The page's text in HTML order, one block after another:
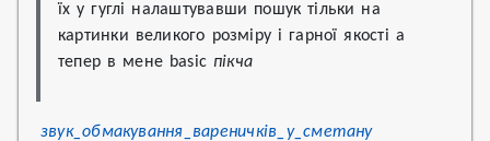
їх у гуглі налаштувавши пошук тільки на
картинки великого розміру і гарної якості а
тепер в мене basic пікча
звук_обмакування_вареничків_у_сметану